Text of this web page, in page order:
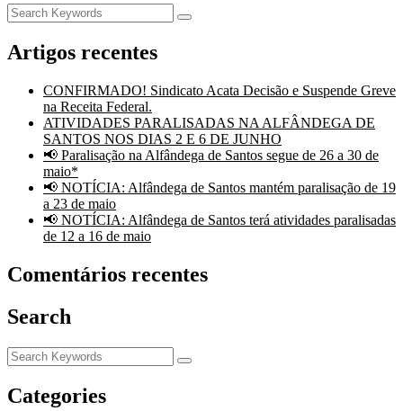
Artigos recentes
CONFIRMADO! Sindicato Acata Decisão e Suspende Greve
na Receita Federal.
ATIVIDADES PARALISADAS NA ALFÂNDEGA DE
SANTOS NOS DIAS 2 E 6 DE JUNHO
📢 Paralisação na Alfândega de Santos segue de 26 a 30 de
maio*
📢 NOTÍCIA: Alfândega de Santos mantém paralisação de 19
a 23 de maio
📢 NOTÍCIA: Alfândega de Santos terá atividades paralisadas
de 12 a 16 de maio
Comentários recentes
Search
Categories